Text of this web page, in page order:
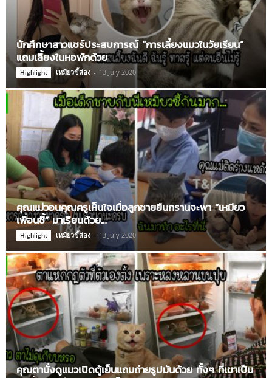
นักศึกษาสาวแชร์ประสบการณ์ “การเลี้ยงแมวในวัยเรียน”
แถมเลี้ยงในหอพักด้วย
Highlight เหมียวขี้ส่อง - 13 July 2020
คุณแม่วอนคุณครูเห็นใจเมื่อลูกชายยืนกรานจะพา “เหมียว
เพื่อนซี้” มาเรียนด้วย…
Highlight เหมียวขี้ส่อง - 13 July 2020
คุณตานั่งดูแมวเปิดตู้เย็นแถมถ่ายรูปมันด้วย ทั้งๆ ที่เขาเป็น